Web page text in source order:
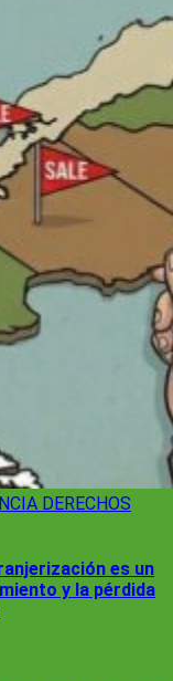
DERECHOS
es un
y la pérdida